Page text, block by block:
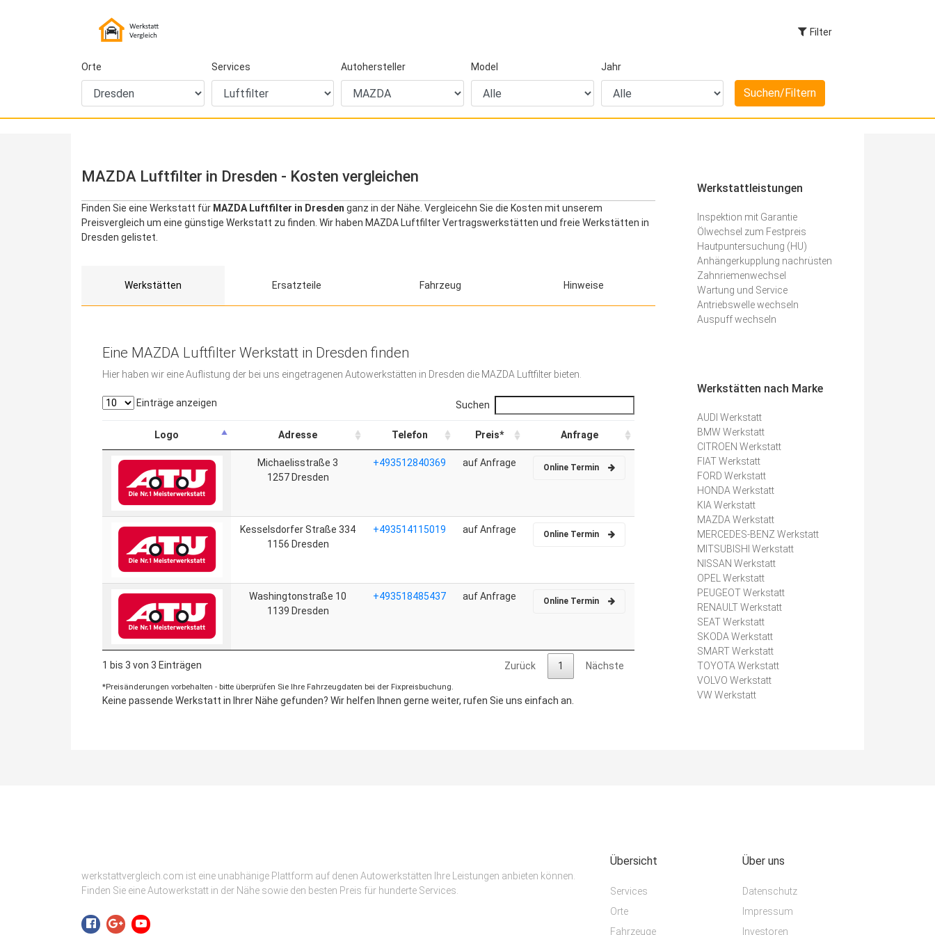
Filter
Orte Services Autohersteller Model Jahr
MAZDA Luftfilter in Dresden - Kosten vergleichen
Finden Sie eine Werkstatt für MAZDA Luftfilter in Dresden ganz in der Nähe. Vergleicehn Sie die Kosten mit unserem
Preisvergleich um eine günstige Werkstatt zu finden. Wir haben MAZDA Luftfilter Vertragswerkstätten und freie Werkstätten in
Dresden gelistet.
Werkstätten Ersatzteile Fahrzeug Hinweise
Eine MAZDA Luftfilter Werkstatt in Dresden finden
Hier haben wir eine Auflistung der bei uns eingetragenen Autowerkstätten in Dresden die MAZDA Luftfilter bieten.
Einträge anzeigen Suchen
Logo Adresse Telefon Preis* Anfrage
Michaelisstraße 3
1257 Dresden
+493512840369 auf Anfrage Online Termin
Kesselsdorfer Straße 334
1156 Dresden
+493514115019 auf Anfrage Online Termin
Washingtonstraße 10
1139 Dresden
+493518485437 auf Anfrage Online Termin
1 bis 3 von 3 Einträgen Zurück 1 Nächste
*Preisänderungen vorbehalten - bitte überprüfen Sie Ihre Fahrzeugdaten bei der Fixpreisbuchung.
Keine passende Werkstatt in Ihrer Nähe gefunden? Wir helfen Ihnen gerne weiter, rufen Sie uns einfach an.
Werkstattleistungen
Inspektion mit Garantie
Ölwechsel zum Festpreis
Hautpuntersuchung (HU)
Anhängerkupplung nachrüsten
Zahnriemenwechsel
Wartung und Service
Antriebswelle wechseln
Auspuff wechseln
Werkstätten nach Marke
AUDI Werkstatt
BMW Werkstatt
CITROEN Werkstatt
FIAT Werkstatt
FORD Werkstatt
HONDA Werkstatt
KIA Werkstatt
MAZDA Werkstatt
MERCEDES-BENZ Werkstatt
MITSUBISHI Werkstatt
NISSAN Werkstatt
OPEL Werkstatt
PEUGEOT Werkstatt
RENAULT Werkstatt
SEAT Werkstatt
SKODA Werkstatt
SMART Werkstatt
TOYOTA Werkstatt
VOLVO Werkstatt
VW Werkstatt
werkstattvergleich.com ist eine unabhänige Plattform auf denen Autowerkstätten Ihre Leistungen anbieten können.
Finden Sie eine Autowerkstatt in der Nähe sowie den besten Preis für hunderte Services.
Übersicht
Services
Orte
Fahrzeuge
Über uns
Datenschutz
Impressum
Investoren